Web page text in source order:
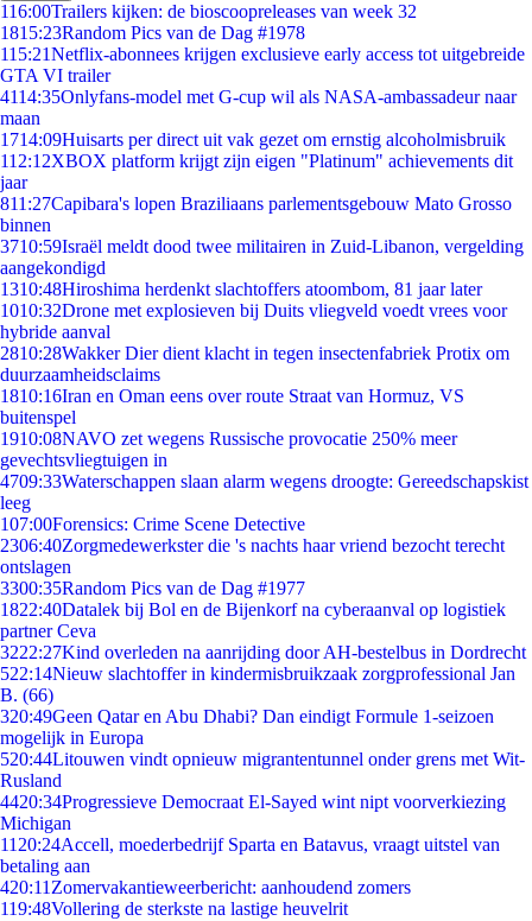
116:00Trailers kijken: de bioscoopreleases van week 32
1815:23Random Pics van de Dag #1978
115:21Netflix-abonnees krijgen exclusieve early access tot uitgebreide
GTA VI trailer
4114:35Onlyfans-model met G-cup wil als NASA-ambassadeur naar
maan
1714:09Huisarts per direct uit vak gezet om ernstig alcoholmisbruik
112:12XBOX platform krijgt zijn eigen "Platinum" achievements dit
jaar
811:27Capibara's lopen Braziliaans parlementsgebouw Mato Grosso
binnen
3710:59Israël meldt dood twee militairen in Zuid-Libanon, vergelding
aangekondigd
1310:48Hiroshima herdenkt slachtoffers atoombom, 81 jaar later
1010:32Drone met explosieven bij Duits vliegveld voedt vrees voor
hybride aanval
2810:28Wakker Dier dient klacht in tegen insectenfabriek Protix om
duurzaamheidsclaims
1810:16Iran en Oman eens over route Straat van Hormuz, VS
buitenspel
1910:08NAVO zet wegens Russische provocatie 250% meer
gevechtsvliegtuigen in
4709:33Waterschappen slaan alarm wegens droogte: Gereedschapskist
leeg
107:00Forensics: Crime Scene Detective
2306:40Zorgmedewerkster die 's nachts haar vriend bezocht terecht
ontslagen
3300:35Random Pics van de Dag #1977
1822:40Datalek bij Bol en de Bijenkorf na cyberaanval op logistiek
partner Ceva
3222:27Kind overleden na aanrijding door AH-bestelbus in Dordrecht
522:14Nieuw slachtoffer in kindermisbruikzaak zorgprofessional Jan
B. (66)
320:49Geen Qatar en Abu Dhabi? Dan eindigt Formule 1-seizoen
mogelijk in Europa
520:44Litouwen vindt opnieuw migrantentunnel onder grens met Wit-
Rusland
4420:34Progressieve Democraat El-Sayed wint nipt voorverkiezing
Michigan
11 20:24Accell, moederbedrijf Sparta en Batavus, vraagt uitstel van
betaling aan
420:11 Zomervakantieweerbericht: aanhoudend zomers
119:48Vollering de sterkste na lastige heuvelrit